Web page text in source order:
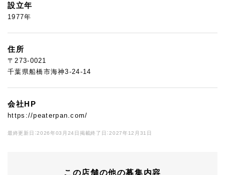
設立年
1977年
住所
〒273-0021
千葉県船橋市海神3-24-14
会社HP
https://peaterpan.com/
最終更新日：2026年03月24日 掲載終了日：2027年12月31日
この店舗の他の募集内容